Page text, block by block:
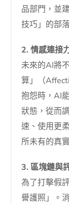
品部門，並
技巧」的部
2. 情感連接
未來的AI將
算」（
抱怨時，AI
狀態，從而
速、使用更
所未有的真
3. 區塊鏈與
為了打擊假
譽護照」。